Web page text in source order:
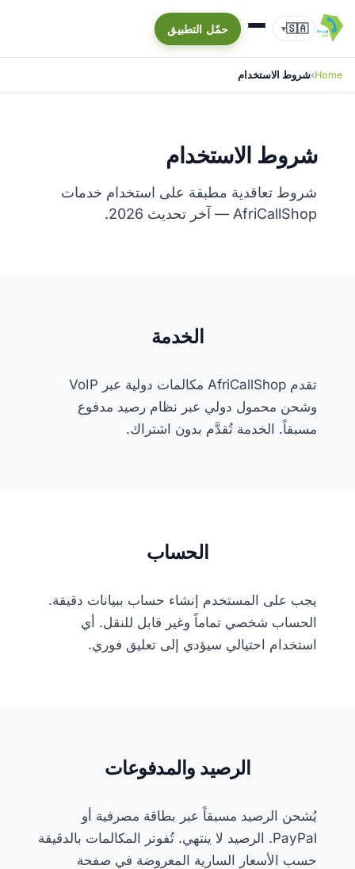
🇸🇦
▾ حمّل التطبيق
Home شروط الاستخدام
شروط الاستخدام
شروط تعاقدية مطبقة على استخدام خدمات
AfriCallShop — آخر تحديث 2026.
الخدمة
تقدم AfriCallShop مكالمات دولية عبر VoIP
وشحن محمول دولي عبر نظام رصيد مدفوع
مسبقاً. الخدمة تُقدَّم بدون اشتراك.
الحساب
يجب على المستخدم إنشاء حساب ببيانات دقيقة.
الحساب شخصي تماماً وغير قابل للنقل. أي
استخدام احتيالي سيؤدي إلى تعليق فوري.
الرصيد والمدفوعات
يُشحن الرصيد مسبقاً عبر بطاقة مصرفية أو
PayPal. الرصيد لا ينتهي. تُفوتر المكالمات بالدقيقة
حسب الأسعار السارية المعروضة في صفحة